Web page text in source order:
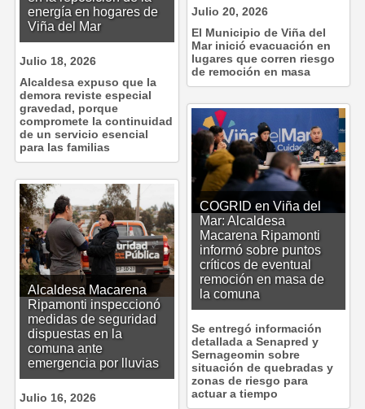
Julio 20, 2026
El Municipio de Viña del
Mar inició evacuación en
lugares que corren riesgo
de remoción en masa
energía en hogares de
Viña del Mar
Julio 18, 2026
Alcaldesa expuso que la
demora reviste especial
gravedad, porque
compromete la continuidad
de un servicio esencial
para las familias
COGRID en Viña del
Mar: Alcaldesa
Macarena Ripamonti
informó sobre puntos
críticos de eventual
remoción en masa de
la comuna
Se entregó información
detallada a Senapred y
Sernageomin sobre
situación de quebradas y
zonas de riesgo para
actuar a tiempo
Alcaldesa Macarena
Ripamonti inspeccionó
medidas de seguridad
dispuestas en la
comuna ante
emergencia por lluvias
Julio 16, 2026